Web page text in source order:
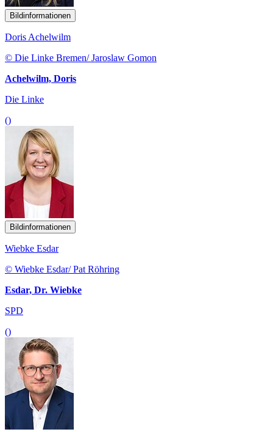
Bildinformationen
Doris Achelwilm
© Die Linke Bremen/ Jaroslaw Gomon
Achelwilm, Doris
Die Linke
()
Bildinformationen
Wiebke Esdar
© Wiebke Esdar/ Pat Röhring
Esdar, Dr. Wiebke
SPD
()